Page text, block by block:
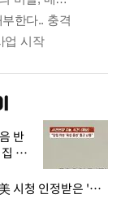
반
뒤
· "알몸 입장인데 합법?"…美 시청 인정받은 '누드' 레스토랑 화제